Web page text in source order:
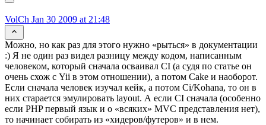
VolCh Jan 30 2009 at 21:48
Можно, но как раз для этого нужно «рыться» в документации
:) Я не один раз видел разницу между кодом, написанным
человеком, который сначала осваивал CI (а судя по статье он
очень схож с Yii в этом отношении), а потом Cake и наоборот.
Если сначала человек изучал кейк, а потом Ci/Kohana, то он в
них старается эмулировать layout. А если CI сначала (особенно
если PHP первый язык и о «всяких» MVC представления нет),
то начинает собирать из «хидеров/футеров» и в нем.